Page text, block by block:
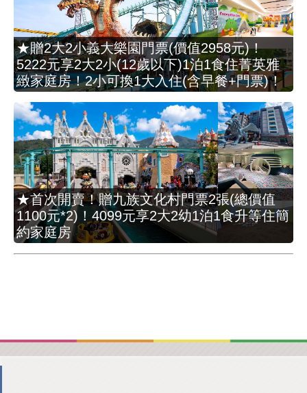
★贈2大2小義大樂園門票(價值2958元)！
5222元享2大2小(12歲以下)1泊1食住菁英雅
緻家庭房！2小可換1大入住(含早餐+門票)！
★首次開賣！贈九族文化村門票2張(總價值
1100元*2)！4099元享2大2幼1泊1食升等住簡
約家庭房